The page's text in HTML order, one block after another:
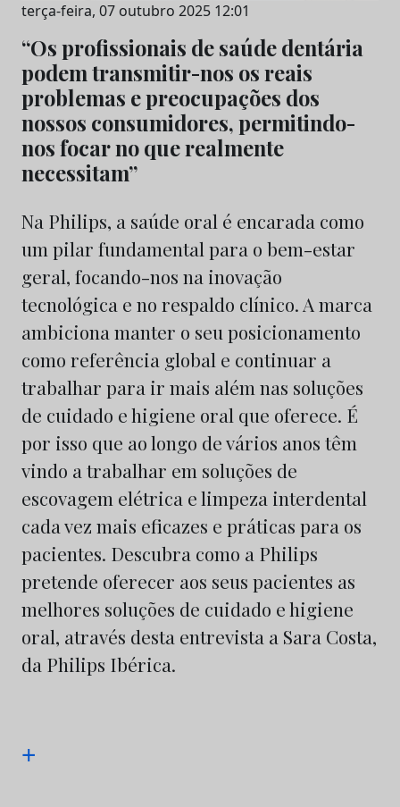
terça-feira, 07 outubro 2025 12:01
“Os profissionais de saúde dentária
podem transmitir-nos os reais
problemas e preocupações dos
nossos consumidores, permitindo-
nos focar no que realmente
necessitam”
Na Philips, a saúde oral é encarada como
um pilar fundamental para o bem-estar
geral, focando-nos na inovação
tecnológica e no respaldo clínico. A marca
ambiciona manter o seu posicionamento
como referência global e continuar a
trabalhar para ir mais além nas soluções
de cuidado e higiene oral que oferece. É
por isso que ao longo de vários anos têm
vindo a trabalhar em soluções de
escovagem elétrica e limpeza interdental
cada vez mais eficazes e práticas para os
pacientes. Descubra como a Philips
pretende oferecer aos seus pacientes as
melhores soluções de cuidado e higiene
oral, através desta entrevista a Sara Costa,
da Philips Ibérica.
+